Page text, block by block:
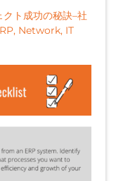
ト成功の秘訣–社
Network, IT